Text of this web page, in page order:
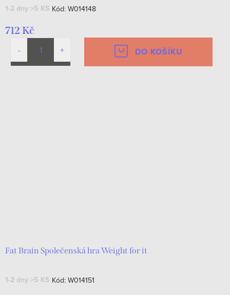
1-2 dny >5 KS Kód: W014148
712 Kč
DO KOŠÍKU
Fat Brain Společenská hra Weight for it
1-2 dny >5 KS Kód: W014151